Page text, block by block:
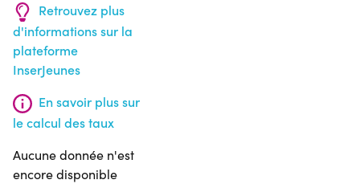
Retrouvez plus
d'informations sur la
plateforme
InserJeunes
En savoir plus sur
le calcul des taux
Aucune donnée n'est
encore disponible